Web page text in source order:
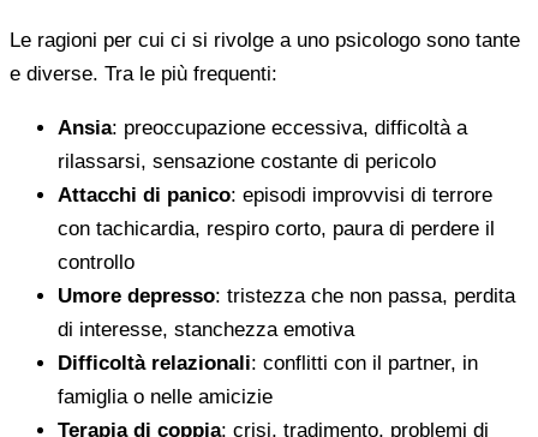
Le ragioni per cui ci si rivolge a uno psicologo sono tante
e diverse. Tra le più frequenti:
Ansia: preoccupazione eccessiva, difficoltà a
rilassarsi, sensazione costante di pericolo
Attacchi di panico: episodi improvvisi di terrore
con tachicardia, respiro corto, paura di perdere il
controllo
Umore depresso: tristezza che non passa, perdita
di interesse, stanchezza emotiva
Difficoltà relazionali: conflitti con il partner, in
famiglia o nelle amicizie
Terapia di coppia: crisi, tradimento, problemi di